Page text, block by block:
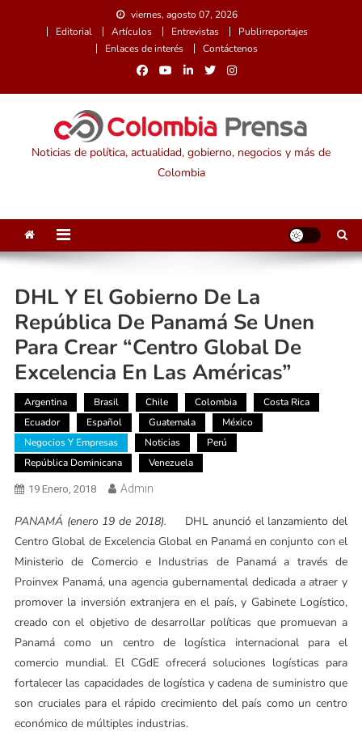
viernes, agosto 07, 2026
Editorial
Artículos Entrevistas
Publirreportajes
Enlaces de interés
Contáctenos
Noticias de política, actualidad, gobierno, negocios y más de
Colombia
DHL Y El Gobierno De La
República De Panamá Se Unen
Para Crear “Centro Global De
Excelencia En Las Américas”
Argentina Brasil Chile Colombia
Costa Rica
Ecuador
Español Guatemala
México
Negocios Y Empresas
Noticias
Perú
República Dominicana
Venezuela
19 Enero, 2018 Admin
PANAMÁ (enero 19 de 2018). DHL anunció el lanzamiento del
Centro Global de Excelencia Global en Panamá en conjunto con el
Ministerio de Comercio e Industrias de Panamá a través de
Proinvex Panamá, una agencia gubernamental dedicada a atraer y
promover la inversión extranjera en el país, y Gabinete Logístico,
creado con el objetivo de desarrollar políticas que promuevan a
Panamá como un centro de logística internacional para el
comercio mundial. El CGdE ofrecerá soluciones logísticas para
fortalecer las capacidades de logística y cadena de suministro que
son cruciales para el rápido crecimiento del país como un centro
económico de múltiples industrias.